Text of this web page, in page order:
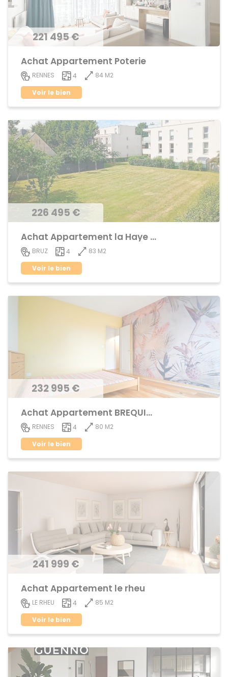
221 495 €
Achat Appartement Poterie
RENNES 4
84 M2
Voir le bien
226 495 €
Achat Appartement la Haye de Pan
BRUZ 4
83 M2
Voir le bien
232 995 €
Achat Appartement BREQUIGNY
RENNES 4
80 M2
Voir le bien
241 999 €
Achat Appartement le rheu
LE RHEU 4
85 M2
Voir le bien